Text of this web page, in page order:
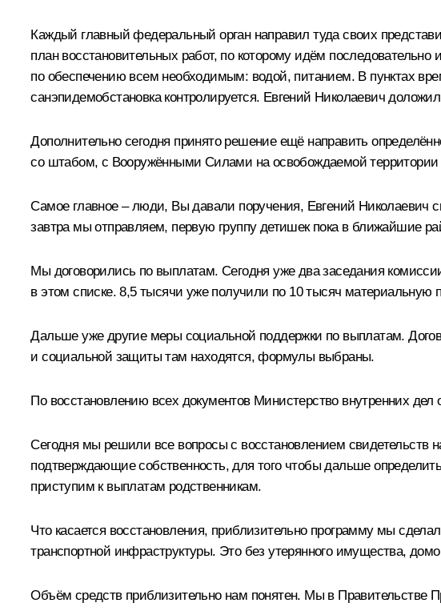
Каждый главный федеральный орган направил туда своих
план восстановительных работ, по которому идём
по обеспечению всем необходимым: водой, питанием. В пунктах
санэпидемобстановка контролируется. Евгений Николаевич
Дополнительно сегодня принято решение ещё направить
со штабом, с Вооружёнными Силами на освобождаемой
Самое главное ‒ люди, Вы давали поручения, Евгений Николаевич
завтра мы отправляем, первую группу детишек пока в ближайшие
Мы договорились по выплатам. Сегодня уже два заседания
в этом списке. 8,5 тысячи уже получили по 10 тысяч
Дальше уже другие меры социальной поддержки по выплатам.
и социальной защиты там находятся, формулы выбраны.
По восстановлению всех документов Министерство внутренних дел
Сегодня мы решили все вопросы с восстановлением свидетельств
подтверждающие собственность, для того чтобы дальше
приступим к выплатам родственникам.
Что касается восстановления, приблизительно программу мы
транспортной инфраструктуры. Это без утерянного имущества,
Объём средств приблизительно нам понятен. Мы в